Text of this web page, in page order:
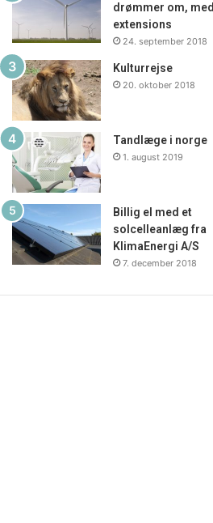
drømmer om, med
extensions
24. september 2018
Kulturrejse
20. oktober 2018
Tandlæge i norge
1. august 2019
Billig el med et
solcelleanlæg fra
KlimaEnergi A/S
7. december 2018